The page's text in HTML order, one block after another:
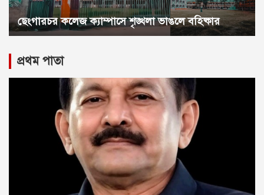
ছেংগারচর কলেজ ক্যাম্পাসে শৃঙ্খলা ভাঙলে বহিষ্কার
প্রথম পাতা